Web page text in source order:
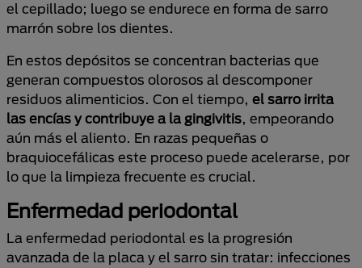
el cepillado; luego se endurece en forma de sarro
marrón sobre los dientes.
En estos depósitos se concentran bacterias que
generan compuestos olorosos al descomponer
residuos alimenticios. Con el tiempo, el sarro irrita
las encías y contribuye a la gingivitis, empeorando
aún más el aliento. En razas pequeñas o
braquiocefálicas este proceso puede acelerarse, por
lo que la limpieza frecuente es crucial.
Enfermedad periodontal
La enfermedad periodontal es la progresión
avanzada de la placa y el sarro sin tratar: infecciones